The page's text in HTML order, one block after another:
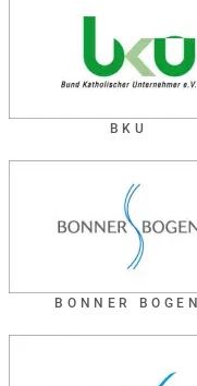
BKU
BONNER BOGEN